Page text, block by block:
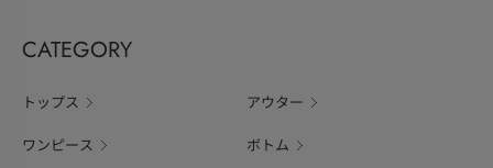
CATEGORY
トップス アウター
ワンピース ボトム